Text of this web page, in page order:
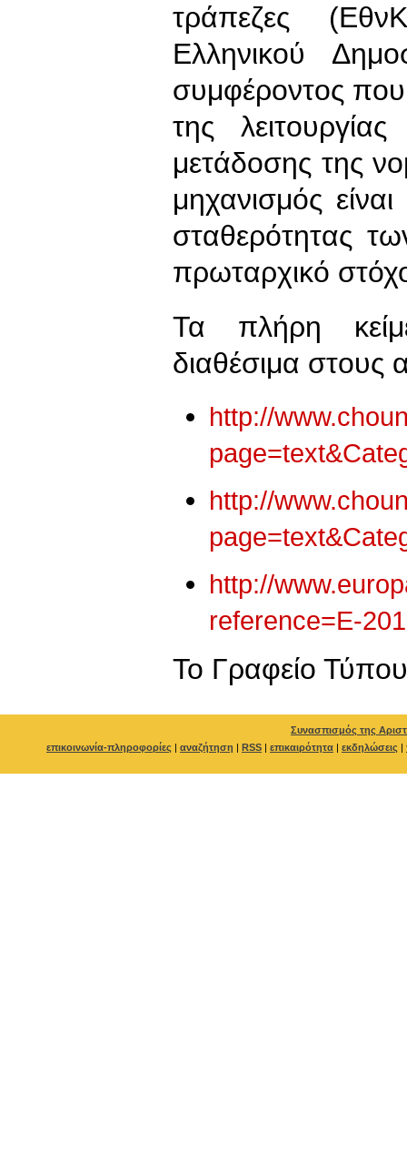
τράπεζες
Ελληνικού
συμφέροντος
της
μετάδοσης της
μηχανισμός
σταθερότητας
πρωταρχικό
Τα πλήρη
διαθέσιμα στους
http://
http://
http://
reference=E-
To Γραφείο Τύπου
Συνασπισμός της
επικοινωνία-πληροφορίες | αναζήτηση | RSS | επικαιρότητα | εκδηλώσεις |